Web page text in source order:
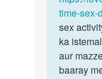
time-sex-
sex
ka
aur
baaray